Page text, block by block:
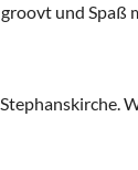
und Spaß